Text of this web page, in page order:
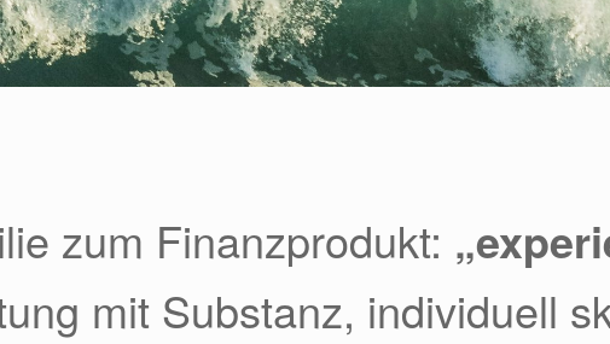
zum Finanzprodukt:
mit Substanz, individuell